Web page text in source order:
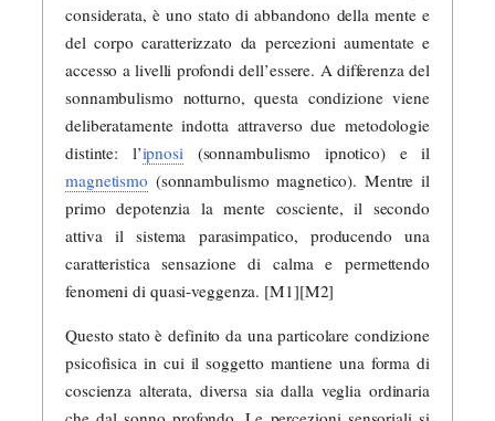
considerata, è uno stato di abbandono della mente e
del corpo caratterizzato da percezioni aumentate e
accesso a livelli profondi dell’essere. A differenza del
sonnambulismo notturno, questa condizione viene
deliberatamente indotta attraverso due metodologie
distinte: l’ipnosi(sonnambulismo ipnotico) e il
magnetismo (sonnambulismo magnetico). Mentre il
primo depotenzia la mente cosciente, il secondo
attiva il sistema parasimpatico, producendo una
caratteristica sensazione di calma e permettendo
fenomeni di quasi-veggenza. [M1][M2]
Questo stato è definito da una particolare condizione
psicofisica in cui il soggetto mantiene una forma di
coscienza alterata, diversa sia dalla veglia ordinaria